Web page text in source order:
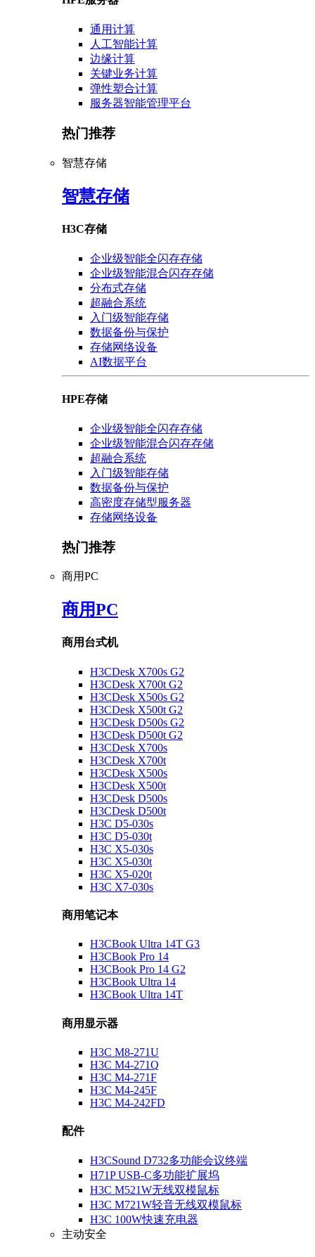
通用计算
人工智能计算
边缘计算
关键业务计算
弹性塑合计算
服务器智能管理平台
热门推荐
智慧存储
智慧存储
H3C存储
企业级智能全闪存存储
企业级智能混合闪存存储
分布式存储
超融合系统
入门级智能存储
数据备份与保护
存储网络设备
AI数据平台
HPE存储
企业级智能全闪存存储
企业级智能混合闪存存储
超融合系统
入门级智能存储
数据备份与保护
高密度存储型服务器
存储网络设备
热门推荐
商用PC
商用PC
商用台式机
H3CDesk X700s G2
H3CDesk X700t G2
H3CDesk X500s G2
H3CDesk X500t G2
H3CDesk D500s G2
H3CDesk D500t G2
H3CDesk X700s
H3CDesk X700t
H3CDesk X500s
H3CDesk X500t
H3CDesk D500s
H3CDesk D500t
H3C D5-030s
H3C D5-030t
H3C X5-030s
H3C X5-030t
H3C X5-020t
H3C X7-030s
商用笔记本
H3CBook Ultra 14T G3
H3CBook Pro 14
H3CBook Pro 14 G2
H3CBook Ultra 14
H3CBook Ultra 14T
商用显示器
H3C M8-271U
H3C M4-271Q
H3C M4-271F
H3C M4-245F
H3C M4-242FD
配件
H3CSound D732多功能会议终端
H71P USB-C多功能扩展坞
H3C M521W无线双模鼠标
H3C M721W轻音无线双模鼠标
H3C 100W快速充电器
主动安全